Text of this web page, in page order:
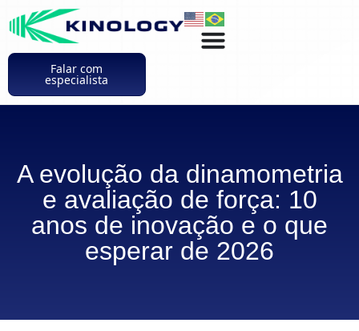
Falar com
especialista
A evolução da dinamometria
e avaliação de força: 10
anos de inovação e o que
esperar de 2026